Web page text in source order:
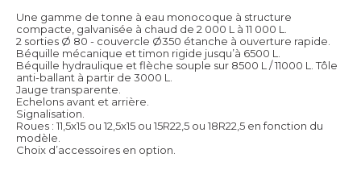
Une gamme de tonne à eau monocoque à structure
compacte, galvanisée à chaud de 2 000 L à 11 000 L.
2 sorties Ø 80 - couvercle Ø350 étanche à ouverture rapide.
Béquille mécanique et timon rigide jusqu’à 6500 L.
Béquille hydraulique et flèche souple sur 8500 L / 11000 L. Tôle
anti-ballant à partir de 3000 L.
Jauge transparente.
Echelons avant et arrière.
Signalisation.
Roues : 11,5x15 ou 12,5x15 ou 15R22,5 ou 18R22,5 en fonction du
modèle.
Choix d’accessoires en option.